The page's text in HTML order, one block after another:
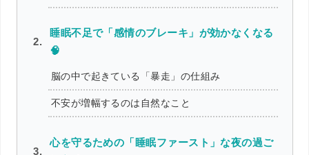
睡眠不足で「感情のブレーキ」が効かなくなる
🧠
脳の中で起きている「暴走」の仕組み
不安が増幅するのは自然なこと
心を守るための「睡眠ファースト」な夜の過ご